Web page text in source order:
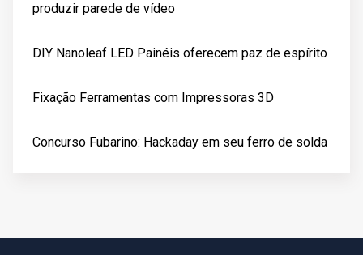
produzir parede de vídeo
DIY Nanoleaf LED Painéis oferecem paz de espírito
Fixação Ferramentas com Impressoras 3D
Concurso Fubarino: Hackaday em seu ferro de solda